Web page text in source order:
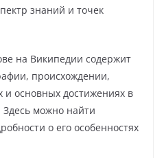
знаний и точек
на Википедии содержит
происхождении,
и основных достижениях в
можно найти
о его особенностях